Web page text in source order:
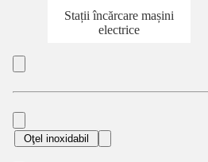
Stații încărcare mașini
electrice
Oţel inoxidabil